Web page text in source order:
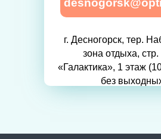
г. Десногорск, тер.
зона отдыха,
«Галактика», 1 этаж
без